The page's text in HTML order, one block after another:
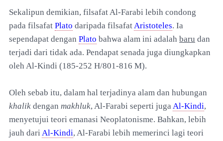
Sekalipun demikian, filsafat Al-Farabi lebih condong
pada filsafat Plato daripada filsafatAristoteles. Ia
sependapat dengan Plato bahwa alam ini adalah baru dan
terjadi dari tidak ada. Pendapat senada juga diungkapkan
oleh Al-Kindi (185-252 H/801-816 M).
Oleh sebab itu, dalam hal terjadinya alam dan hubungan
khalik dengan makhluk, Al-Farabi seperti juga Al-Kindi,
menyetujui teori emanasi Neoplatonisme. Bahkan, lebih
jauh dariAl-Kindi, Al-Farabi lebih memerinci lagi teori